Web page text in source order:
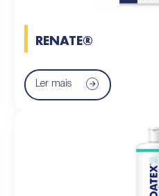
RENATE®
Ler mais